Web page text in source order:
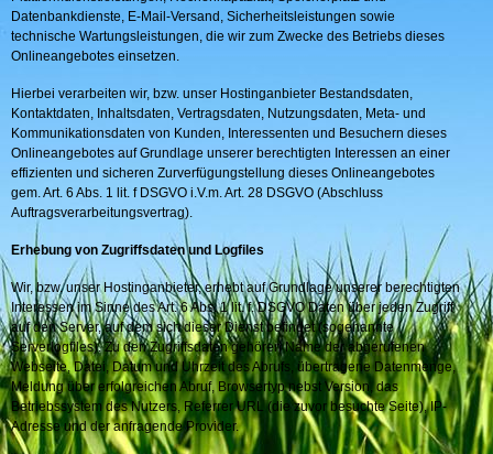
Datenbankdienste, E-Mail-Versand, Sicherheitsleistungen sowie
technische Wartungsleistungen, die wir zum Zwecke des Betriebs dieses
Onlineangebotes einsetzen.
Hierbei verarbeiten wir, bzw. unser Hostinganbieter Bestandsdaten,
Kontaktdaten, Inhaltsdaten, Vertragsdaten, Nutzungsdaten, Meta- und
Kommunikationsdaten von Kunden, Interessenten und Besuchern dieses
Onlineangebotes auf Grundlage unserer berechtigten Interessen an einer
effizienten und sicheren Zurverfügungstellung dieses Onlineangebotes
gem. Art. 6 Abs. 1 lit. f DSGVO i.V.m. Art. 28 DSGVO (Abschluss
Auftragsverarbeitungsvertrag).
Erhebung von Zugriffsdaten und Logfiles
Wir, bzw. unser Hostinganbieter, erhebt auf Grundlage unserer berechtigten
Interessen im Sinne des Art. 6 Abs. 1 lit. f. DSGVO Daten über jeden Zugriff
auf den Server, auf dem sich dieser Dienst befindet (sogenannte
Serverlogfiles). Zu den Zugriffsdaten gehören Name der abgerufenen
Webseite, Datei, Datum und Uhrzeit des Abrufs, übertragene Datenmenge,
Meldung über erfolgreichen Abruf, Browsertyp nebst Version, das
Betriebssystem des Nutzers, Referrer URL (die zuvor besuchte Seite), IP-
Adresse und der anfragende Provider.